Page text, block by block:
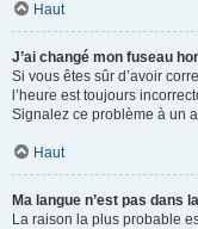
Haut
J’ai changé mon fuseau
Si vous êtes sûr d’avoir
l’heure est toujours
Signalez ce problème à un
Haut
Ma langue n’est pas dans
La raison la plus probable